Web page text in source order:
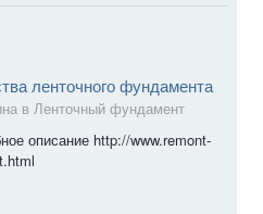
ленточного фундамента
в Ленточный фундамент
описание http://www.remont-